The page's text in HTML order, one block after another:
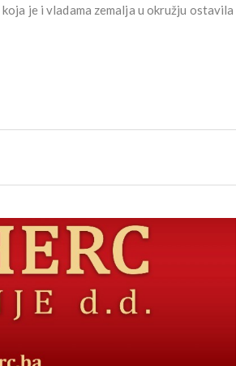
je i vladama zemalja u okružju ostavila